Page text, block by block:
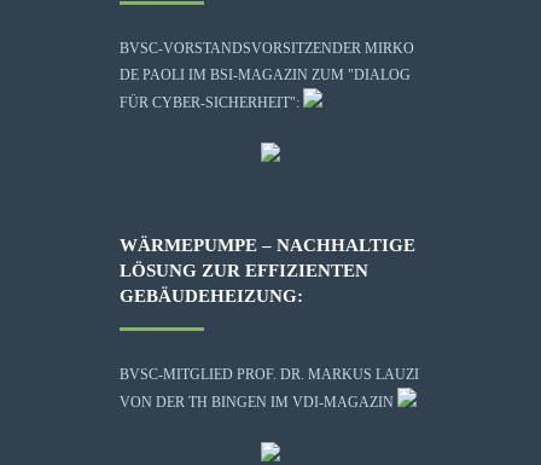
BVSC-VORSTANDSVORSITZENDER MIRKO
DE PAOLI IM BSI-MAGAZIN ZUM "DIALOG
FÜR CYBER-SICHERHEIT":
WÄRMEPUMPE – NACHHALTIGE
LÖSUNG ZUR EFFIZIENTEN
GEBÄUDEHEIZUNG:
BVSC-MITGLIED PROF. DR. MARKUS LAUZI
VON DER TH BINGEN IM VDI-MAGAZIN